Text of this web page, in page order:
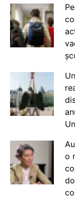
o